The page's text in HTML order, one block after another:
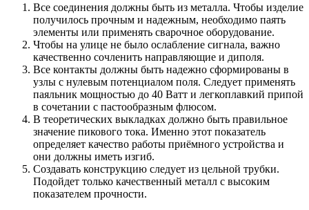
Все соединения должны быть из металла. Чтобы изделие
получилось прочным и надежным, необходимо паять
элементы или применять сварочное оборудование.
Чтобы на улице не было ослабление сигнала, важно
качественно сочленить направляющие и диполя.
Все контакты должны быть надежно сформированы в
узлы с нулевым потенциалом поля. Следует применять
паяльник мощностью до 40 Ватт и легкоплавкий припой
в сочетании с пастообразным флюсом.
В теоретических выкладках должно быть правильное
значение пикового тока. Именно этот показатель
определяет качество работы приёмного устройства и
они должны иметь изгиб.
Создавать конструкцию следует из цельной трубки.
Подойдет только качественный металл с высоким
показателем прочности.